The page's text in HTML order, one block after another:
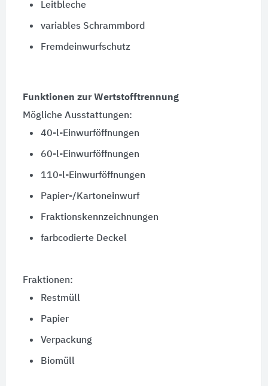
Leitbleche
variables Schrammbord
Fremdeinwurfschutz
Funktionen zur Wertstofftrennung
Mögliche Ausstattungen:
40-l-Einwurföffnungen
60-l-Einwurföffnungen
110-l-Einwurföffnungen
Papier-/Kartoneinwurf
Fraktionskennzeichnungen
farbcodierte Deckel
Fraktionen:
Restmüll
Papier
Verpackung
Biomüll